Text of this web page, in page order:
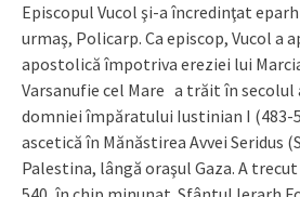
Episcopul Vucol şi-a încredinţat
urmaş, Policarp. Ca episcop, Vucol a
apostolică împotriva ereziei lui
Varsanufie cel Mare a trăit în
domniei împăratului Iustinian I (483-
ascetică în Mănăstirea Avvei Seridus
Palestina, lângă oraşul Gaza. A